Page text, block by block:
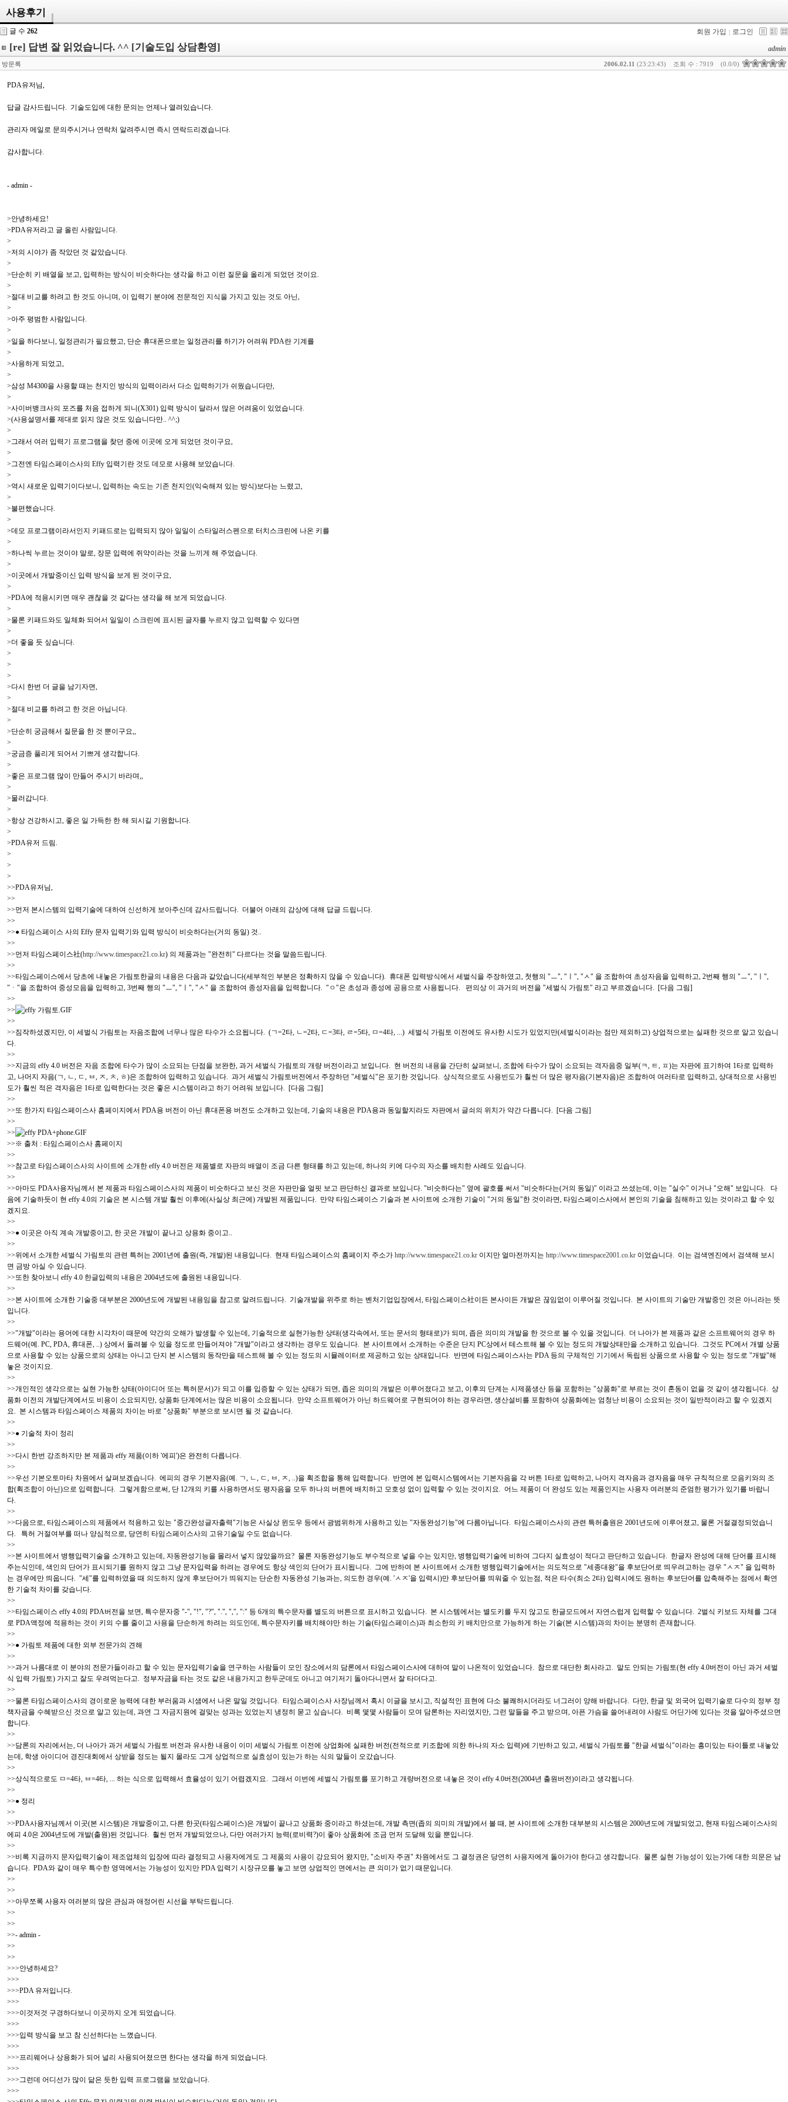
사용후기
글 수 262 회원 가입 로그인
[re] 답변 잘 읽었습니다. ^^ [기술도입 상담환영] admin
(0.0/0)
조회 수 : 7919
2006.02.11 (23:23:43)
방문록
PDA유저님,
답글 감사드립니다. 기술도입에 대한 문의는 언제나 열려있습니다.
관리자 메일로 문의주시거나 연락처 알려주시면 즉시 연락드리겠습니다.
감사합니다.
- admin -
>안녕하세요!
>PDA유저라고 글 올린 사람입니다.
>
>저의 시야가 좀 작았던 것 같았습니다.
>
>단순히 키 배열을 보고, 입력하는 방식이 비슷하다는 생각을 하고 이런 질문을 올리게 되었던 것이요.
>
>절대 비교를 하려고 한 것도 아니며, 이 입력기 분야에 전문적인 지식을 가지고 있는 것도 아닌,
>
>아주 평범한 사람입니다.
>
>일을 하다보니, 일정관리가 필요했고, 단순 휴대폰으로는 일정관리를 하기가 어려워 PDA란 기계를
>
>사용하게 되었고,
>
>삼성 M4300을 사용할 때는 천지인 방식의 입력이라서 다소 입력하기가 쉬웠습니다만,
>
>사이버뱅크사의 포즈를 처음 접하게 되니(X301) 입력 방식이 달라서 많은 어려움이 있었습니다.
>(사용설명서를 제대로 읽지 않은 것도 있습니다만.. ^^;)
>
>그래서 여러 입력기 프로그램을 찾던 중에 이곳에 오게 되었던 것이구요,
>
>그전엔 타임스페이스사의 Effy 입력기란 것도 데모로 사용해 보았습니다.
>
>역시 새로운 입력기이다보니, 입력하는 속도는 기존 천지인(익숙해져 있는 방식)보다는 느렸고,
>
>불편했습니다.
>
>데모 프로그램이라서인지 키패드로는 입력되지 않아 일일이 스타일러스펜으로 터치스크린에 나온 키를
>
>하나씩 누르는 것이야 말로, 장문 입력에 쥐약이라는 것을 느끼게 해 주었습니다.
>
>이곳에서 개발중이신 입력 방식을 보게 된 것이구요,
>
>PDA에 적용시키면 매우 괜찮을 것 같다는 생각을 해 보게 되었습니다.
>
>물론 키패드와도 일체화 되어서 일일이 스크린에 표시된 글자를 누르지 않고 입력할 수 있다면
>
>더 좋을 듯 싶습니다.
>
>
>
>다시 한번 더 글을 남기자면,
>
>절대 비교를 하려고 한 것은 아닙니다.
>
>단순히 궁금해서 질문을 한 것 뿐이구요,,
>
>궁금증 풀리게 되어서 기쁘게 생각합니다.
>
>좋은 프로그램 많이 만들어 주시기 바라며,,
>
>물러갑니다.
>
>항상 건강하시고, 좋은 일 가득한 한 해 되시길 기원합니다.
>
>PDA유저 드림.
>
>
>
>>PDA유저님,
>>
>>먼저 본시스템의 입력기술에 대하여 신선하게 보아주신데 감사드립니다. 더불어 아래의 감상에 대해 답글 드립니다.
>>
>>● 타임스페이스 사의 Effy 문자 입력기와 입력 방식이 비슷하다는(거의 동일) 것..
>>
>>먼저 타임스페이스社(http://www.timespace21.co.kr) 의 제품과는 "완전히" 다르다는 것을 말씀드립니다.
>>
>>타임스페이스에서 당초에 내놓은 가림토한글의 내용은 다음과 같았습니다(세부적인 부분은 정확하지 않을 수 있습니다). 휴대폰 입력방식에서 세벌식을 주장하였고, 첫행의 "ㅡ", "ㅣ", "ㅅ" 을 조합하여 초성자음을 입력하고, 2번째 행의 "ㅡ", "ㅣ",
"ㆍ"을 조합하여 중성모음을 입력하고, 3번째 행의 "ㅡ", "ㅣ", "ㅅ" 을 조합하여 종성자음을 입력합니다. "ㅇ"은 초성과 종성에 공용으로 사용됩니다. 편의상 이 과거의 버전을 "세벌식 가림토" 라고 부르겠습니다. [다음 그림]
>>
>>
>>
>>짐작하셨겠지만, 이 세벌식 가림토는 자음조합에 너무나 많은 타수가 소요됩니다. (ㄱ=2타, ㄴ=2타, ㄷ=3타, ㄹ=5타, ㅁ=4타, ...) 세벌식 가림토 이전에도 유사한 시도가 있었지만(세벌식이라는 점만 제외하고) 상업적으로는 실패한 것으로 알고 있습니
다.
>>
>>지금의 effy 4.0 버전은 자음 조합에 타수가 많이 소요되는 단점을 보완한, 과거 세벌식 가림토의 개량 버전이라고 보입니다. 현 버전의 내용을 간단히 살펴보니, 조합에 타수가 많이 소요되는 격자음중 일부(ㅋ, ㅌ, ㅍ)는 자판에 표기하여 1타로 입력하
고, 나머지 자음(ㄱ, ㄴ, ㄷ, ㅂ, ㅈ, ㅊ, ㅎ)은 조합하여 입력하고 있습니다. 과거 세벌식 가림토버전에서 주장하던 "세벌식"은 포기한 것입니다. 상식적으로도 사용빈도가 훨씬 더 많은 평자음(기본자음)은 조합하여 여러타로 입력하고, 상대적으로 사용빈
도가 훨씬 적은 격자음은 1타로 입력한다는 것은 좋은 시스템이라고 하기 어려워 보입니다. [다음 그림]
>>
>>또 한가지 타임스페이스사 홈페이지에서 PDA용 버전이 아닌 휴대폰용 버전도 소개하고 있는데, 기술의 내용은 PDA용과 동일할지라도 자판에서 글쇠의 위치가 약간 다릅니다. [다음 그림]
>>
>>
>>※ 출처 : 타임스페이스사 홈페이지
>>
>>참고로 타임스페이스사의 사이트에 소개한 effy 4.0 버전은 제품별로 자판의 배열이 조금 다른 형태를 하고 있는데, 하나의 키에 다수의 자소를 배치한 사례도 있습니다.
>>
>>아마도 PDA사용자님께서 본 제품과 타임스페이스사의 제품이 비슷하다고 보신 것은 자판만을 얼핏 보고 판단하신 결과로 보입니다. "비슷하다는" 옆에 괄호를 써서 "비슷하다는(거의 동일)" 이라고 쓰셨는데, 이는 "실수" 이거나 "오해" 보입니다. 다
음에 기술하듯이 현 effy 4.0의 기술은 본 시스템 개발 훨씬 이후에(사실상 최근에) 개발된 제품입니다. 만약 타임스페이스 기술과 본 사이트에 소개한 기술이 "거의 동일"한 것이라면, 타임스페이스사에서 본인의 기술을 침해하고 있는 것이라고 할 수 있
겠지요.
>>
>>● 이곳은 아직 계속 개발중이고, 한 곳은 개발이 끝나고 상용화 중이고..
>>
>>위에서 소개한 세벌식 가림토의 관련 특허는 2001년에 출원(즉, 개발)된 내용입니다. 현재 타임스페이스의 홈페이지 주소가 http://www.timespace21.co.kr 이지만 얼마전까지는 http://www.timespace2001.co.kr 이었습니다. 이는 검색엔진에서 검색해 보시
면 금방 아실 수 있습니다.
>>또한 찾아보니 effy 4.0 한글입력의 내용은 2004년도에 출원된 내용입니다.
>>
>>본 사이트에 소개한 기술중 대부분은 2000년도에 개발된 내용임을 참고로 알려드립니다. 기술개발을 위주로 하는 벤처기업입장에서, 타임스페이스社이든 본사이든 개발은 끊임없이 이루어질 것입니다. 본 사이트의 기술만 개발중인 것은 아니라는 뜻
입니다.
>>
>>"개발"이라는 용어에 대한 시각차이 때문에 약간의 오해가 발생할 수 있는데, 기술적으로 실현가능한 상태(생각속에서, 또는 문서의 형태로)가 되며, 좁은 의미의 개발을 한 것으로 볼 수 있을 것입니다. 더 나아가 본 제품과 같은 소프트웨어의 경우 하
드웨어(예. PC, PDA, 휴대폰, ..) 상에서 돌려볼 수 있을 정도로 만들어져야 "개발"이라고 생각하는 경우도 있습니다. 본 사이트에서 소개하는 수준은 단지 PC상에서 테스트해 볼 수 있는 정도의 개발상태만을 소개하고 있습니다. 그것도 PC에서 개별 상품
으로 사용할 수 있는 상품으로의 상태는 아니고 단지 본 시스템의 동작만을 테스트해 볼 수 있는 정도의 시뮬레이터로 제공하고 있는 상태입니다. 반면에 타임스페이스사는 PDA 등의 구체적인 기기에서 독립된 상품으로 사용할 수 있는 정도로 "개발"해
놓은 것이지요.
>>
>>개인적인 생각으로는 실현 가능한 상태(아이디어 또는 특허문서)가 되고 이를 입증할 수 있는 상태가 되면, 좁은 의미의 개발은 이루어졌다고 보고, 이후의 단계는 시제품생산 등을 포함하는 "상품화"로 부르는 것이 혼동이 없을 것 같이 생각됩니다. 상
품화 이전의 개발단계에서도 비용이 소요되지만, 상품화 단계에서는 많은 비용이 소요됩니다. 만약 소프트웨어가 아닌 하드웨어로 구현되어야 하는 경우라면, 생산설비를 포함하여 상품화에는 엄청난 비용이 소요되는 것이 일반적이라고 할 수 있겠지
요. 본 시스템과 타임스페이스 제품의 차이는 바로 "상품화" 부분으로 보시면 될 것 같습니다.
>>
>>● 기술적 차이 정리
>>
>>다시 한번 강조하지만 본 제품과 effy 제품(이하 '에피')은 완전히 다릅니다.
>>
>>우선 기본오토마타 차원에서 살펴보겠습니다. 에피의 경우 기본자음(예. ㄱ, ㄴ, ㄷ, ㅂ, ㅈ, ..)을 획조합을 통해 입력합니다. 반면에 본 입력시스템에서는 기본자음을 각 버튼 1타로 입력하고, 나머지 격자음과 경자음을 매우 규칙적으로 모음키와의 조
합(획조합이 아닌)으로 입력합니다. 그렇게함으로써, 단 12개의 키를 사용하면서도 평자음을 모두 하나의 버튼에 배치하고 모호성 없이 입력할 수 있는 것이지요. 어느 제품이 더 완성도 있는 제품인지는 사용자 여러분의 준엄한 평가가 있기를 바랍니
다.
>>
>>다음으로, 타임스페이스의 제품에서 적용하고 있는 "중간완성글자출력"기능은 사실상 윈도우 등에서 광범위하게 사용하고 있는 "자동완성기능"에 다름아닙니다. 타임스페이스사의 관련 특허출원은 2001년도에 이루어졌고, 물론 거절결정되었습니
다. 특허 거절여부를 떠나 양심적으로, 당연히 타임스페이스사의 고유기술일 수도 없습니다.
>>
>>본 사이트에서 병행입력기술을 소개하고 있는데, 자동완성기능을 몰라서 넣지 않았을까요? 물론 자동완성기능도 부수적으로 넣을 수는 있지만, 병행입력기술에 비하여 그다지 실효성이 적다고 판단하고 있습니다. 한글자 완성에 대해 단어를 표시해
주는식인데, 색인의 단어가 표시되기를 원하지 않고 그냥 문자입력을 하려는 경우에도 항상 색인의 단어가 표시됩니다. 그에 반하여 본 사이트에서 소개한 병행입력기술에서는 의도적으로 "세종대왕"을 후보단어로 띄우려고하는 경우 "ㅅㅈ" 을 입력하
는 경우에만 띄웁니다. "세"를 입력하였을 때 의도하지 않게 후보단어가 띄워지는 단순한 자동완성 기능과는, 의도한 경우(예. 'ㅅㅈ'을 입력시)만 후보단어를 띄워줄 수 있는점, 적은 타수(최소 2타) 입력시에도 원하는 후보단어를 압축해주는 점에서 확연
한 기술적 차이를 갖습니다.
>>
>>타임스페이스 effy 4.0의 PDA버전을 보면, 특수문자중 "-", "!", "?", ".", ",", ":" 등 6개의 특수문자를 별도의 버튼으로 표시하고 있습니다. 본 시스템에서는 별도키를 두지 않고도 한글모드에서 자연스럽게 입력할 수 있습니다. 2벌식 키보드 자체를 그대
로 PDA액정에 적용하는 것이 키의 수를 줄이고 사용을 단순하게 하려는 의도인데, 특수문자키를 배치해야만 하는 기술(타임스페이스)과 최소한의 키 배치만으로 가능하게 하는 기술(본 시스템)과의 차이는 분명히 존재합니다.
>>
>>● 가림토 제품에 대한 외부 전문가의 견해
>>
>>과거 나름대로 이 분야의 전문가들이라고 할 수 있는 문자입력기술을 연구하는 사람들이 모인 장소에서의 담론에서 타임스페이스사에 대하여 말이 나온적이 있었습니다. 참으로 대단한 회사라고. 말도 안되는 가림토(현 effy 4.0버전이 아닌 과거 세벌
식 입력 가림토) 가지고 잘도 우려먹는다고. 정부자금을 타는 것도 같은 내용가지고 한두군데도 아니고 여기저기 돌아다니면서 잘 타더다고.
>>
>>물론 타임스페이스사의 경이로운 능력에 대한 부러움과 시샘에서 나온 말일 것입니다. 타임스페이스사 사장님께서 혹시 이글을 보시고, 직설적인 표현에 다소 불쾌하시더라도 너그러이 양해 바랍니다. 다만, 한글 및 외국어 입력기술로 다수의 정부 정
책자금을 수혜받으신 것으로 알고 있는데, 과연 그 자금지원에 걸맞는 성과는 있었는지 냉정히 묻고 싶습니다. 비록 몇몇 사람들이 모여 담론하는 자리였지만, 그런 말들을 주고 받으며, 아픈 가슴을 쓸어내려야 사람도 어딘가에 있다는 것을 알아주셨으면
합니다.
>>
>>담론의 자리에서는, 더 나아가 과거 세벌식 가림토 버전과 유사한 내용이 이미 세벌식 가림토 이전에 상업화에 실패한 버전(전적으로 키조합에 의한 하나의 자소 입력)에 기반하고 있고, 세벌식 가림토를 "한글 세벌식"이라는 흥미있는 타이틀로 내놓았
는데, 학생 아이디어 경진대회에서 상받을 정도는 될지 몰라도 그게 상업적으로 실효성이 있는가 하는 식의 말들이 오갔습니다.
>>
>>상식적으로도 ㅁ=4타, ㅂ=4타, ... 하는 식으로 입력해서 효율성이 있기 어렵겠지요. 그래서 이번에 세벌식 가림토를 포기하고 개량버전으로 내놓은 것이 effy 4.0버전(2004년 출원버전)이라고 생각됩니다.
>>
>>● 정리
>>
>>PDA사용자님께서 이곳(본 시스템)은 개발중이고, 다른 한곳(타임스페이스)은 개발이 끝나고 상품화 중이라고 하셨는데, 개발 측면(좁의 의미의 개발)에서 볼 때, 본 사이트에 소개한 대부분의 시스템은 2000년도에 개발되었고, 현재 타임스페이스사의
에피 4.0은 2004년도에 개발(출원)된 것입니다. 훨씬 먼저 개발되었으나, 다만 여러가지 능력(로비력?)이 좋아 상품화에 조금 먼저 도달해 있을 뿐입니다.
>>
>>비록 지금까지 문자입력기술이 제조업체의 입장에 따라 결정되고 사용자에게도 그 제품의 사용이 강요되어 왔지만, "소비자 주권" 차원에서도 그 결정권은 당연히 사용자에게 돌아가야 한다고 생각합니다. 물론 실현 가능성이 있는가에 대한 의문은 남
습니다. PDA와 같이 매우 특수한 영역에서는 가능성이 있지만 PDA 입력기 시장규모를 놓고 보면 상업적인 면에서는 큰 의미가 없기 때문입니다.
>>
>>
>>아무쪼록 사용자 여러분의 많은 관심과 애정어린 시선을 부탁드립니다.
>>
>>
>>- admin -
>>
>>
>>>안녕하세요?
>>>
>>>PDA 유저입니다.
>>>
>>>이것저것 구경하다보니 이곳까지 오게 되었습니다.
>>>
>>>입력 방식을 보고 참 신선하다는 느꼈습니다.
>>>
>>>프리웨어나 상용화가 되어 널리 사용되어졌으면 한다는 생각을 하게 되었습니다.
>>>
>>>그런데 어디선가 많이 닮은 듯한 입력 프로그램을 보았습니다.
>>>